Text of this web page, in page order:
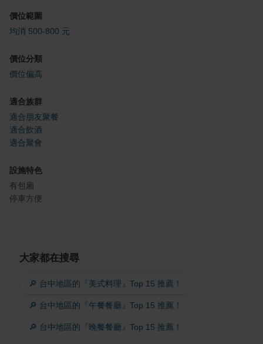
價位範圍
均消 500-800 元
價位分類
價位偏高
適合族群
適合朋友聚餐
適合飲酒
適合聚會
設施特色
有包廂
停車方便
大家都在搜尋
🔎 台中地區的『美式料理』Top 15 推薦！
🔎 台中地區的『午餐餐廳』Top 15 推薦！
🔎 台中地區的『晚餐餐廳』Top 15 推薦！